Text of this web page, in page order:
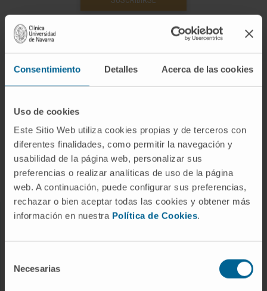
Consentimiento Detalles Acerca de las cookies
Uso de cookies
Este Sitio Web utiliza cookies propias y de terceros con
diferentes finalidades, como permitir la navegación y
usabilidad de la página web, personalizar sus
preferencias o realizar analíticas de uso de la página
web. A continuación, puede configurar sus preferencias,
rechazar o bien aceptar todas las cookies y obtener más
información en nuestra Política de Cookies.
Necesarias
ENFERMEDADES Y TRATAMIENTOS
Enfermedades
Pruebas diagnósticas
Tratamientos
Cuidados en casa
Chequeos y salud
Conozca a los profesionales